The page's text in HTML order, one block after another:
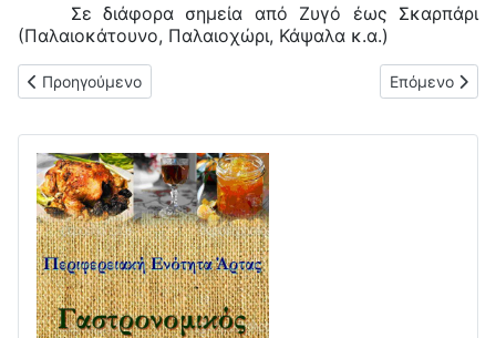
Σε διάφορα σημεία από Ζυγό έως Σκαρπάρι
(Παλαιοκάτουνο, Παλαιοχώρι, Κάψαλα κ.α.)
Προηγούμενο άρθρο: Δελτίο Τύπου για το Πρόγραμμα
Προηγούμενο Επόμενο
Επόμενο